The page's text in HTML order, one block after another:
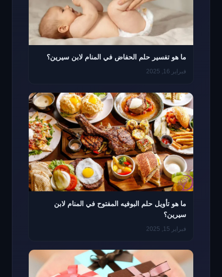
ما هو تفسير حلم الحفاض في المنام لابن سيرين؟
فبراير 16, 2025
ما هو تأويل حلم البوفيه المفتوح في المنام لابن
سيرين؟
فبراير 15, 2025